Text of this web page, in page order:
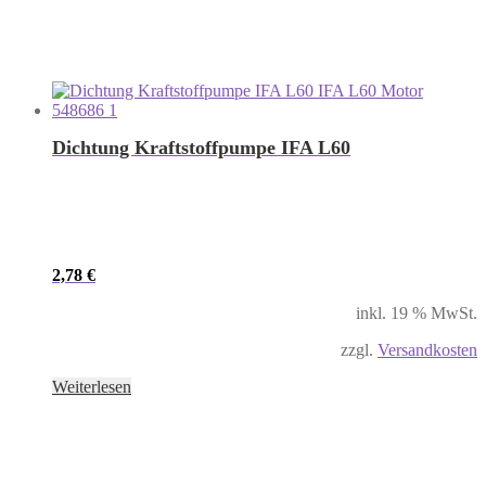
Dichtung Kraftstoffpumpe IFA L60
2,78 €
inkl. 19 % MwSt.
zzgl. Versandkosten
Weiterlesen